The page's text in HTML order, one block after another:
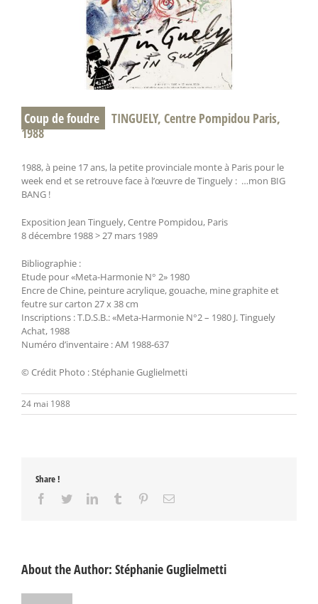
Coup de foudre
TINGUELY, Centre Pompidou Paris,
1988
1988, à peine 17 ans, la petite provinciale monte à Paris pour le
week end et se retrouve face à l’œuvre de Tinguely : …mon BIG
BANG !
Exposition Jean Tinguely, Centre Pompidou, Paris
8 décembre 1988 > 27 mars 1989
Bibliographie :
Etude pour «Meta-Harmonie N° 2» 1980
Encre de Chine, peinture acrylique, gouache, mine graphite et
feutre sur carton 27 x 38 cm
Inscriptions : T.D.S.B.: «Meta-Harmonie N°2 – 1980 J. Tinguely
Achat, 1988
Numéro d’inventaire : AM 1988-637
© Crédit Photo : Stéphanie Guglielmetti
24 mai 1988
Share !
Facebook
TwitterLinkedInTumblr PinterestEmail
About the Author: Stéphanie Guglielmetti